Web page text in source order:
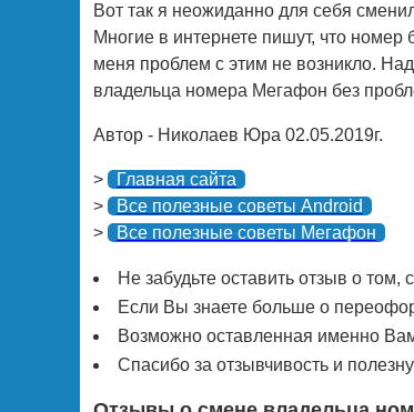
Вот так я неожиданно для себя
Многие в интернете пишут, что номер
меня проблем с этим не возникло.
владельца номера Мегафон без
Автор - Николаев Юра 02.05.2019г.
>
Главная сайта
>
Все полезные советы Android
>
Все полезные советы Мегафон
Не забудьте оставить отзыв о
Если Вы знаете больше о
Возможно оставленная именно
Спасибо за отзывчивость и